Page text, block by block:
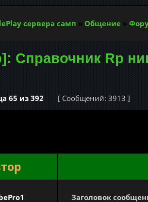
сервера самп » Общение »
Справочник Rp
65 из 392 [ Сообщений: 3913 ]
Заголовок